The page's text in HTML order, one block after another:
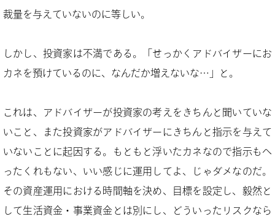
裁量を与えていないのに等しい。
しかし、投資家は不満である。「せっかくアドバイザーにお
カネを預けているのに、なんだか増えないな…」と。
これは、アドバイザーが投資家の考えをきちんと聞いていな
いこと、また投資家がアドバイザーにきちんと指示を与えて
いないことに起因する。もともと浮いたカネなので指示もへ
ったくれもない、いい感じに運用してよ、じゃダメなのだ。
その資産運用における時間軸を決め、目標を設定し、毅然と
して生活資金・事業資金とは別にし、どういったリスクなら